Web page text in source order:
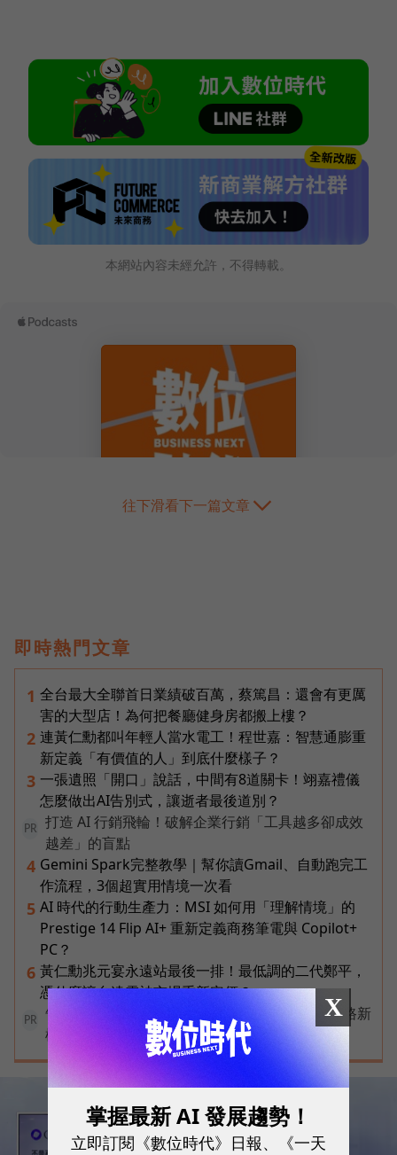
本網站內容未經允許，不得轉載。
往下滑看下一篇文章
即時熱門文章
1 全台最大全聯首日業績破百萬，蔡篤昌：還會有更厲
害的大型店！為何把餐廳健身房都搬上樓？
2 連黃仁勳都叫年輕人當水電工！程世嘉：智慧通膨重
新定義「有價值的人」到底什麼樣子？
3 一張遺照「開口」說話，中間有8道關卡！翊嘉禮儀
怎麼做出AI告別式，讓逝者最後道別？
PR
打造 AI 行銷飛輪！破解企業行銷「工具越多卻成效
越差」的盲點
4 Gemini Spark完整教學｜幫你讀Gmail、自動跑完工
作流程，3個超實用情境一次看
5 AI 時代的行動生產力：MSI 如何用「理解情境」的
Prestige 14 Flip AI+ 重新定義商務筆電與 Copilot+
PC？
6 黃仁勳兆元宴永遠站最後一排！最低調的二代鄭平，
憑什麼讓台達電被市場重新定價？
PR
告別極速迷思！台灣大哥大奪國際雙冠揭密好網路新
標準
X
掌握最新 AI 發展趨勢！
立即訂閱《數位時代》日報、《一天